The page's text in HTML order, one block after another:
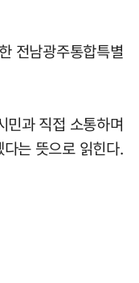
전남광주통합특별
민과 직접 소통하며
는 뜻으로 읽힌다.